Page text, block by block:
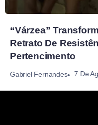
“Várzea”
Retrato De
Pertencimento
Gabriel Fernandes 7 De